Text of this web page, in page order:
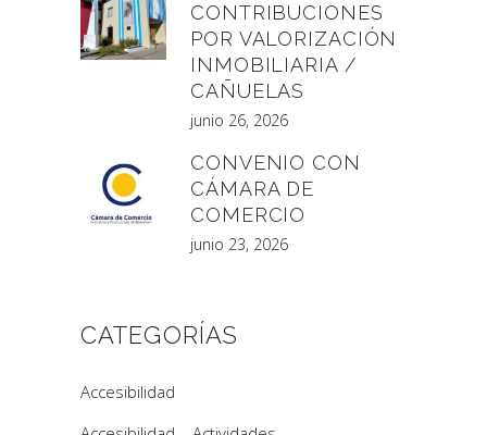
CONTRIBUCIONES
POR VALORIZACIÓN
INMOBILIARIA /
CAÑUELAS
junio 26, 2026
CONVENIO CON
CÁMARA DE
COMERCIO
junio 23, 2026
CATEGORÍAS
Accesibilidad